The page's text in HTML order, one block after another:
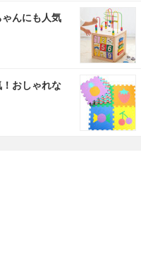
んにも人気
おしゃれな